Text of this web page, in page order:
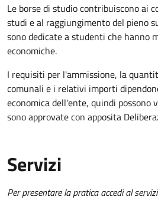
Le borse di studio contribuiscono ai
studi e al raggiungimento del pieno
sono dedicate a studenti che hanno
economiche.
I requisiti per l'ammissione, la
comunali e i relativi importi
economica dell'ente, quindi possono
sono approvate con apposita
Servizi
Per presentare la pratica accedi al